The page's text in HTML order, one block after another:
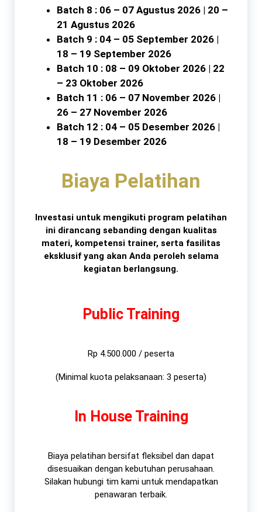
Batch 8 : 06 – 07 Agustus 2026 | 20 –
21 Agustus 2026
Batch 9 : 04 – 05 September 2026 |
18 – 19 September 2026
Batch 10 : 08 – 09 Oktober 2026 | 22
– 23 Oktober 2026
Batch 11 : 06 – 07 November 2026 |
26 – 27 November 2026
Batch 12 : 04 – 05 Desember 2026 |
18 – 19 Desember 2026
Biaya Pelatihan
Investasi untuk mengikuti program pelatihan
ini dirancang sebanding dengan kualitas
materi, kompetensi trainer, serta fasilitas
eksklusif yang akan Anda peroleh selama
kegiatan berlangsung.
Public Training
Rp 4.500.000 / peserta
(Minimal kuota pelaksanaan: 3 peserta)
In House Training
Biaya pelatihan bersifat fleksibel dan dapat
disesuaikan dengan kebutuhan perusahaan.
Silakan hubungi tim kami untuk mendapatkan
penawaran terbaik.​